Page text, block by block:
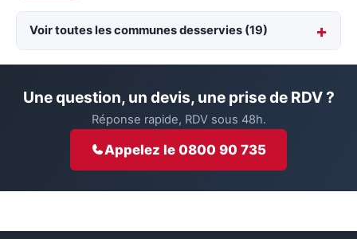
Voir toutes les communes desservies (19)
Une question, un devis, une prise de RDV ?
Réponse rapide, RDV sous 48h.
Appelez le 0800 90 735